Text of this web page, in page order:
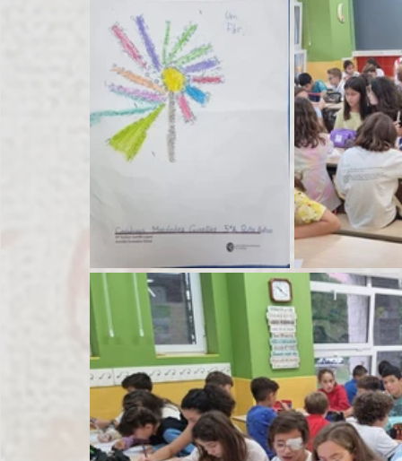
Universidad de Oviedo Corrada de la Poesía
Día Mundial de la Poesía Galardones Recital
Vengo del norte Pequeños pasos